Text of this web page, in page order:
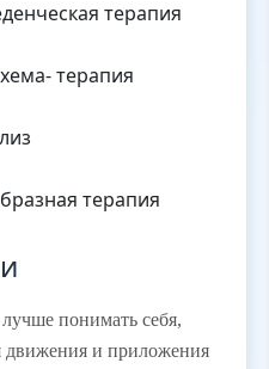
терапия
терапия
терапия
понимать себя,
движения и приложения